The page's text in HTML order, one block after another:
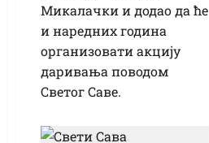
Микалачки и додао да ће
и наредних година
организовати акцију
даривања поводом
Светог Саве.